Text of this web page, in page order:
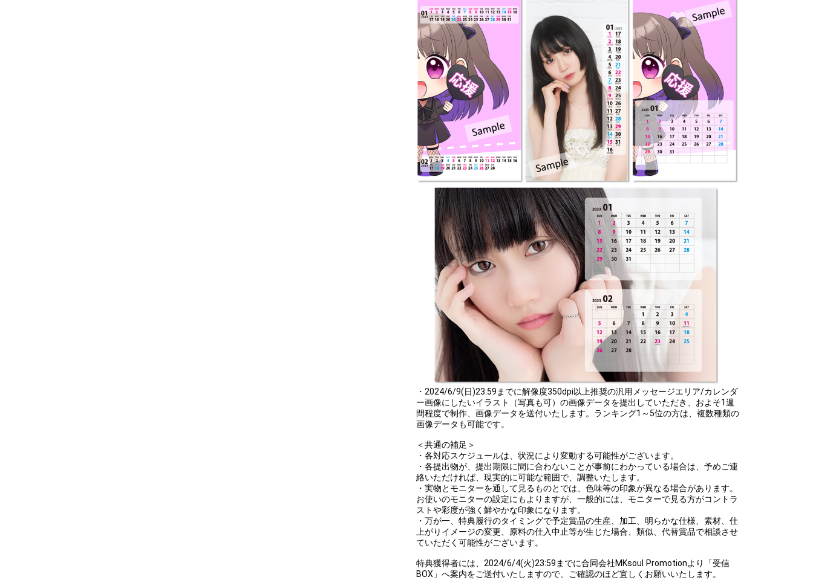
・2024/6/9(日)23:59までに解像度350dpi以上推奨の汎用メッセージエリア/カレンダ
ー画像にしたいイラスト（写真も可）の画像データを提出していただき、およそ1週
間程度で制作、画像データを送付いたします。ランキング1～5位の方は、複数種類の
画像データも可能です。
＜共通の補足＞
・各対応スケジュールは、状況により変動する可能性がございます。
・各提出物が、提出期限に間に合わないことが事前にわかっている場合は、予めご連
絡いただければ、現実的に可能な範囲で、調整いたします。
・実物とモニターを通して見るものとでは、色味等の印象が異なる場合があります。
お使いのモニターの設定にもよりますが、一般的には、モニターで見る方がコントラ
ストや彩度が強く鮮やかな印象になります。
・万が一、特典履行のタイミングで予定賞品の生産、加工、明らかな仕様、素材、仕
上がりイメージの変更、原料の仕入中止等が生じた場合、類似、代替賞品で相談させ
ていただく可能性がございます。
特典獲得者には、2024/6/4(火)23:59までに合同会社MKsoul Promotionより「受信
BOX」へ案内をご送付いたしますので、ご確認のほど宜しくお願いいたします。